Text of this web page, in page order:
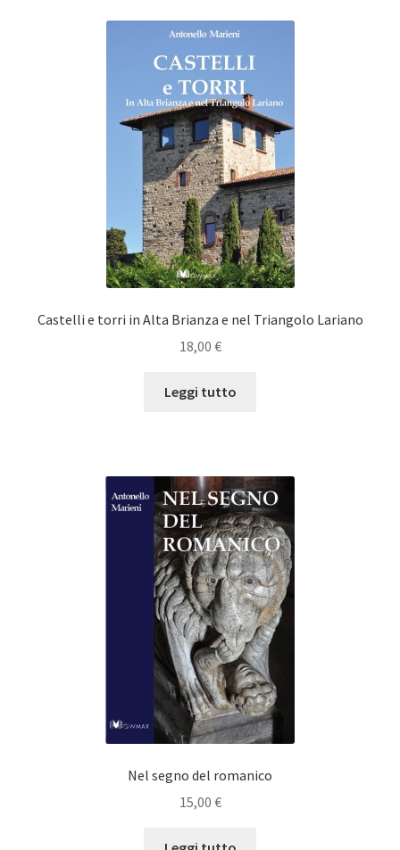
Castelli e torri in Alta Brianza e nel Triangolo Lariano
18,00 €
Leggi tutto
Nel segno del romanico
15,00 €